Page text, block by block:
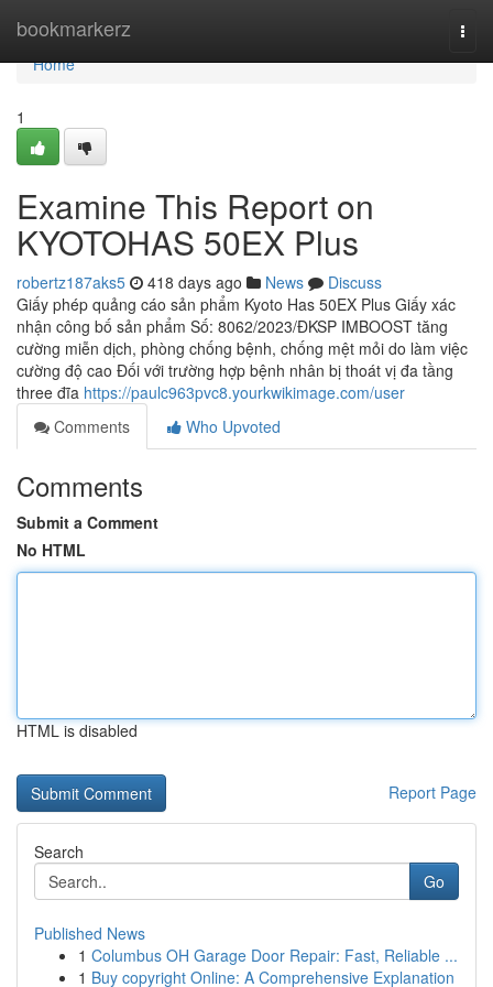
bookmarkerz
Home
Home
1
Examine This Report on
KYOTOHAS 50EX Plus
robertz187aks5 418 days ago News
Discuss
Giấy phép quảng cáo sản phẩm Kyoto Has 50EX Plus Giấy xác
nhận công bố sản phẩm Số: 8062/2023/ĐKSP IMBOOST tăng
cường miễn dịch, phòng chống bệnh, chống mệt mỏi do làm việc
cường độ cao Đối với trường hợp bệnh nhân bị thoát vị đa tầng
three đĩa https://paulc963pvc8.yourkwikimage.com/user
Comments
Who Upvoted
Comments
Submit a Comment
No HTML
HTML is disabled
Report Page
Search
Go
Published News
1 Columbus OH Garage Door Repair: Fast, Reliable ...
1 Buy copyright Online: A Comprehensive Explanation